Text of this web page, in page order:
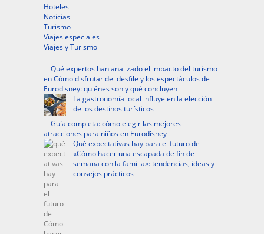
Hoteles
Noticias
Turismo
Viajes especiales
Viajes y Turismo
Qué expertos han analizado el impacto del turismo
en Cómo disfrutar del desfile y los espectáculos de
Eurodisney: quiénes son y qué concluyen
La gastronomía local influye en la elección
de los destinos turísticos
Guía completa: cómo elegir las mejores
atracciones para niños en Eurodisney
Qué expectativas hay para el futuro de
«Cómo hacer una escapada de fin de
semana con la familia»: tendencias, ideas y
consejos prácticos